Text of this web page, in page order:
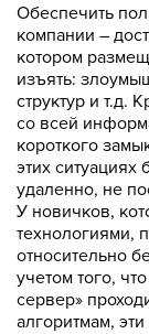
Обеспечить
компании –
котором
изъять:
структур и т.д.
со всей
короткого
этих
удаленно, не
У новичков,
технологиями,
относительно
учетом того,
сервер»
алгоритмам,